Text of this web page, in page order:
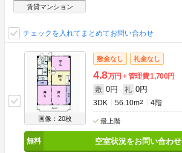
賃貸マンション
チェックを入れてまとめてお問い合わせ
画像：20枚
敷金なし 礼金なし
4.8万円 管理費1,700円
敷 0円 礼 0円
3DK 56.10m2 4階
最上階
空室状況をお問い合わせ